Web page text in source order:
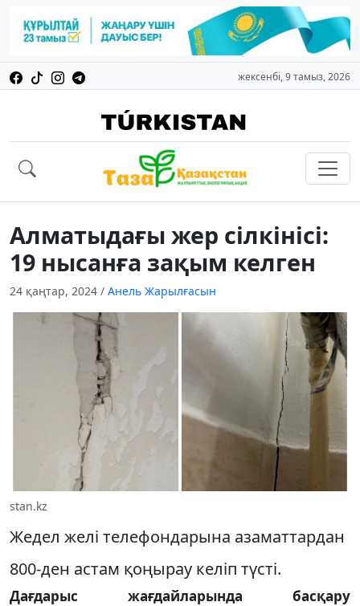
жексенбі, 9 тамыз, 2026
Алматыдағы жер сілкінісі:
19 нысанға зақым келген
24 қаңтар, 2024 / Анель Жарылғасын
stan.kz
Жедел желі телефондарына азаматтардан
800-ден астам қоңырау келіп түсті.
Дағдарыс жағдайларында басқару